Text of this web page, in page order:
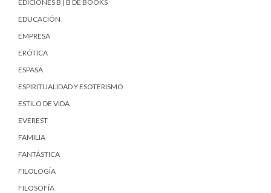
EDICIONES B | B DE BOOKS
EDUCACIÓN
EMPRESA
ERÓTICA
ESPASA
ESPIRITUALIDAD Y ESOTERISMO
ESTILO DE VIDA
EVEREST
FAMILIA
FANTÁSTICA
FILOLOGÍA
FILOSOFÍA